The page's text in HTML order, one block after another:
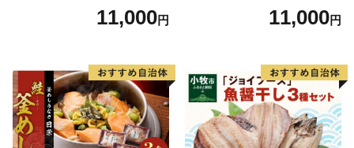
11,000円 11,000円